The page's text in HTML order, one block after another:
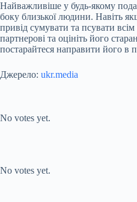
Найважливіше у будь-якому
боку близької людини. Навіть
привід сумувати та псувати
партнерові та оцініть його
постарайтеся направити його в
Джерело: ukr.media
No votes yet.
No votes yet.